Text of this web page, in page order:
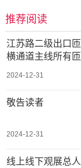
推荐阅读
江苏路二级出口
横通道主线所有
2024-12-31
敬告读者
2024-12-31
线上线下观展总